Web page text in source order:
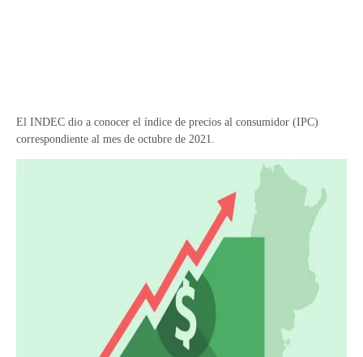
El INDEC dio a conocer el índice de precios al consumidor (IPC)
correspondiente al mes de octubre de 2021.